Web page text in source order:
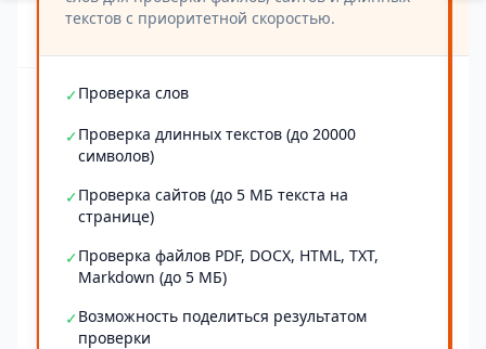
текстов с приоритетной скоростью.
✓Проверка слов
✓Проверка длинных текстов (до 20000
символов)
✓Проверка сайтов (до 5 МБ текста на
странице)
✓Проверка файлов PDF, DOCX, HTML, TXT,
Markdown (до 5 МБ)
✓Возможность поделиться результатом
проверки